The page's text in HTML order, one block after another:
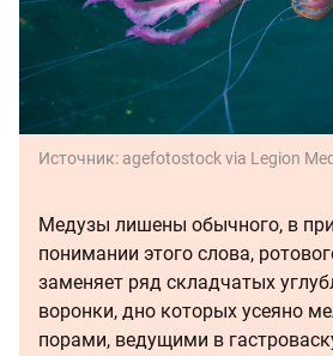
Источник: agefotostock via Legion
Медузы лишены обычного, в
понимании этого слова,
заменяет ряд складчатых
воронки, дно которых усеяно
порами, ведущими в